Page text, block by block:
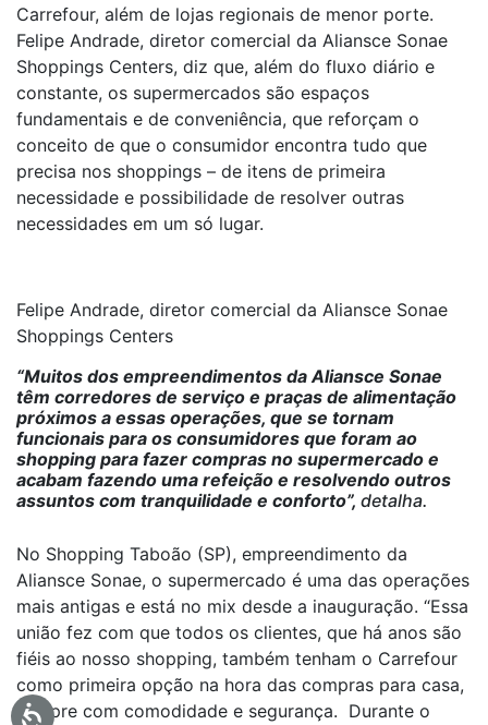
Carrefour, além de lojas regionais de menor porte.
Felipe Andrade, diretor comercial da Aliansce Sonae
Shoppings Centers, diz que, além do fluxo diário e
constante, os supermercados são espaços
fundamentais e de conveniência, que reforçam o
conceito de que o consumidor encontra tudo que
precisa nos shoppings – de itens de primeira
necessidade e possibilidade de resolver outras
necessidades em um só lugar.
Felipe Andrade, diretor comercial da Aliansce Sonae
Shoppings Centers
“Muitos dos empreendimentos da Aliansce Sonae
têm corredores de serviço e praças de alimentação
próximos a essas operações, que se tornam
funcionais para os consumidores que foram ao
shopping para fazer compras no supermercado e
acabam fazendo uma refeição e resolvendo outros
assuntos com tranquilidade e conforto”, detalha.
No Shopping Taboão (SP), empreendimento da
Aliansce Sonae, o supermercado é uma das operações
mais antigas e está no mix desde a inauguração. “Essa
união fez com que todos os clientes, que há anos são
fiéis ao nosso shopping, também tenham o Carrefour
como primeira opção na hora das compras para casa,
sempre com comodidade e segurança. Durante o